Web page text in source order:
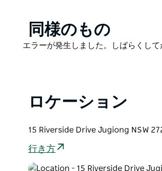
提供する「ワン・フォー・ザ・ロ
ムファクトリーも併設しています。
コーヒーを味わったり、人気の売場
Product
List
同様のもの
Product
エラーが発生しました。しばらくし
ロケーション
15 Riverside Drive Jugiong NSW
行き方